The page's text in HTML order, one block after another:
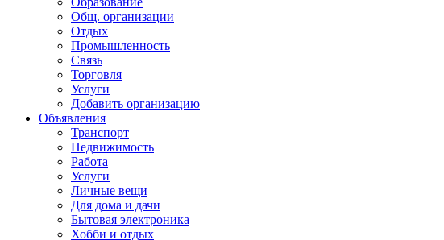
Общ. организации
Отдых
Промышленность
Связь
Торговля
Услуги
Добавить организацию
Объявления
Транспорт
Недвижимость
Работа
Услуги
Личные вещи
Для дома и дачи
Бытовая электроника
Хобби и отдых